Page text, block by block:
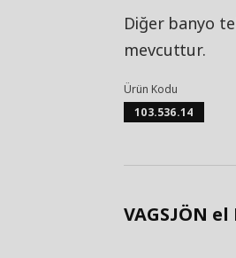
Diğer banyo
mevcuttur.
Ürün Kodu
103.536.14
VAGSJÖN